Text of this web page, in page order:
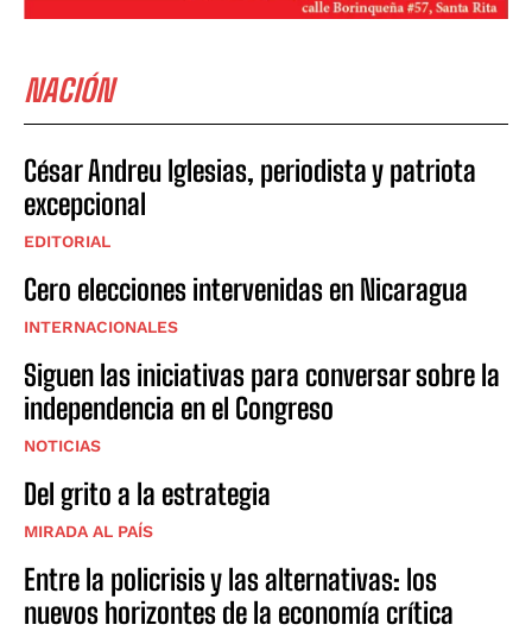
NACIÓN
César Andreu Iglesias, periodista y patriota
excepcional
EDITORIAL
Cero elecciones intervenidas en Nicaragua
INTERNACIONALES
Siguen las iniciativas para conversar sobre la
independencia en el Congreso
NOTICIAS
Del grito a la estrategia
MIRADA AL PAÍS
Entre la policrisis y las alternativas: los
nuevos horizontes de la economía crítica